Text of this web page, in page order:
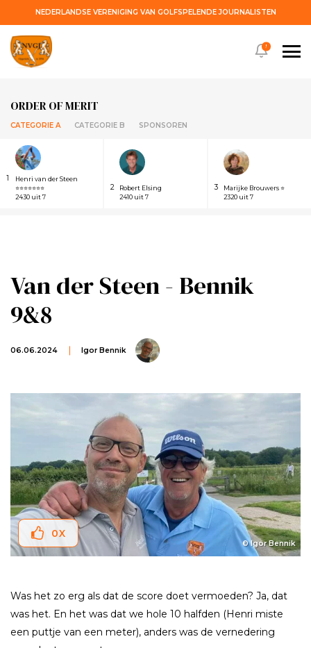
NEDERLANDSE VERENIGING VAN GOLFSPELENDE JOURNALISTEN
ORDER OF MERIT
CATEGORIE A CATEGORIE B SPONSOREN
1
Henri van der Steen
⭐⭐⭐⭐⭐⭐⭐
2430 uit 7
2
Robert Elsing
2410 uit 7
3
Marijke Brouwers ⭐
2320 uit 7
!
Van der Steen - Bennik
9&8
06.06.2024 Igor Bennik
© Igor Bennik
0X
Was het zo erg als dat de score doet vermoeden? Ja, dat
was het. En het was dat we hole 10 halfden (Henri miste
een puttje van een meter), anders was de vernedering